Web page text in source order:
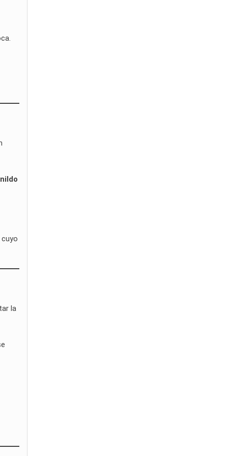
la